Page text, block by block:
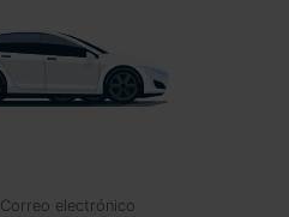
Correo electrónico